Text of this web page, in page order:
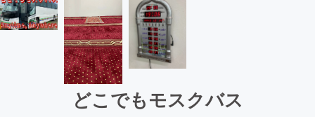
どこでもモスクバス